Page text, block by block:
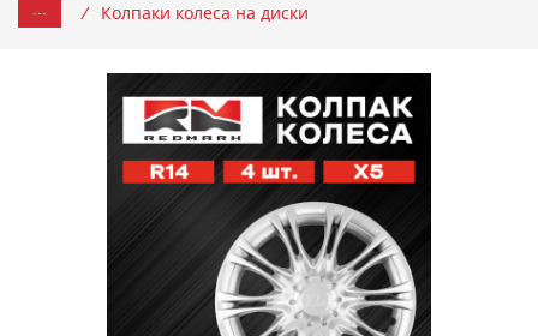
... / Колпаки колеса на диски